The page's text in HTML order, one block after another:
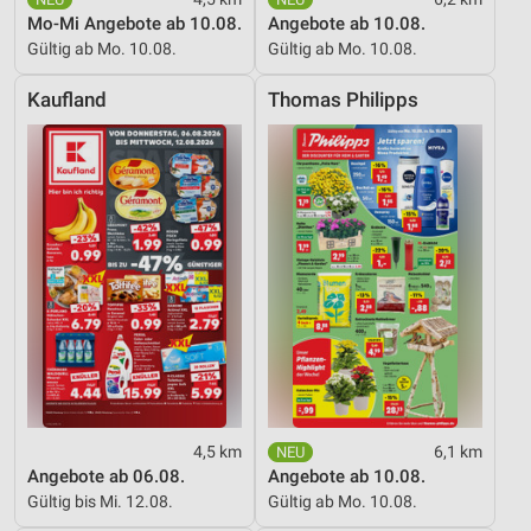
Mo-Mi Angebote ab 10.08.
Gültig ab Mo. 10.08.
Angebote ab 10.08.
Gültig ab Mo. 10.08.
Kaufland
4,5 km
Angebote ab 06.08.
Gültig bis Mi. 12.08.
Thomas Philipps
6,1 km
Angebote ab 10.08.
Gültig ab Mo. 10.08.